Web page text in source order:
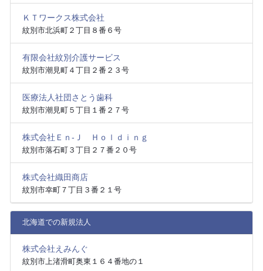
ＫＴワークス株式会社
紋別市北浜町２丁目８番６号
有限会社紋別介護サービス
紋別市潮見町４丁目２番２３号
医療法人社団さとう歯科
紋別市潮見町５丁目１番２７号
株式会社Ｅｎ‐Ｊ Ｈｏｌｄｉｎｇ
紋別市落石町３丁目２７番２０号
株式会社織田商店
紋別市幸町７丁目３番２１号
北海道での新規法人
株式会社えみんぐ
紋別市上渚滑町奥東１６４番地の１